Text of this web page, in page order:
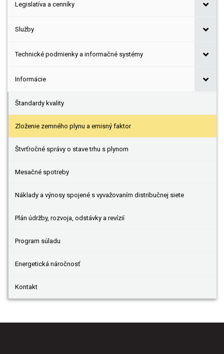
Legislatíva a cenníky
Služby
Technické podmienky a informačné systémy
Informácie
Štandardy kvality
Zloženie zemného plynu a emisný faktor
Štvrťročné správy o stave trhu s plynom
Mesačné spotreby
Náklady a výnosy spojené s vyvažovaním distribučnej siete
Plán údržby, rozvoja, odstávky a revízií
Program súladu
Energetická náročnosť
Kontakt